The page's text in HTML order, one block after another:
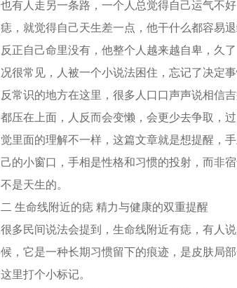
也有人走另一条路，一个人总觉得自己运气不
痣，就觉得自己天生差一点，他干什么都容易
反正自己命里没有，他整个人越来越自卑，久
况很常见，人被一个小说法困住，忘记了决定
反常识的地方在这里，很多人口口声声说相信
都压在上面，人反而会变懒，会更少去争取，
觉里面的理解不一样，这篇文章就是想提醒，
己的小窗口，手相是性格和习惯的投射，而非
不是天生的。
二 生命线附近的痣 精力与健康的双重提醒
很多民间说法会提到，生命线附近有痣，有人
候，它是一种长期习惯留下的痕迹，是皮肤局
这里打个小标记。